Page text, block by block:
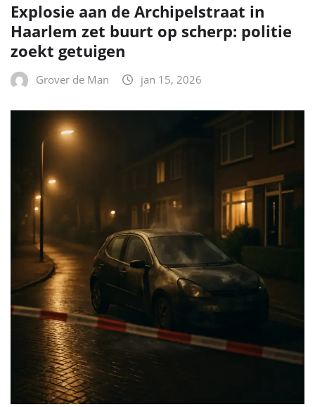
Explosie aan de Archipelstraat in
Haarlem zet buurt op scherp: politie
zoekt getuigen
Grover de Man jan 15, 2026